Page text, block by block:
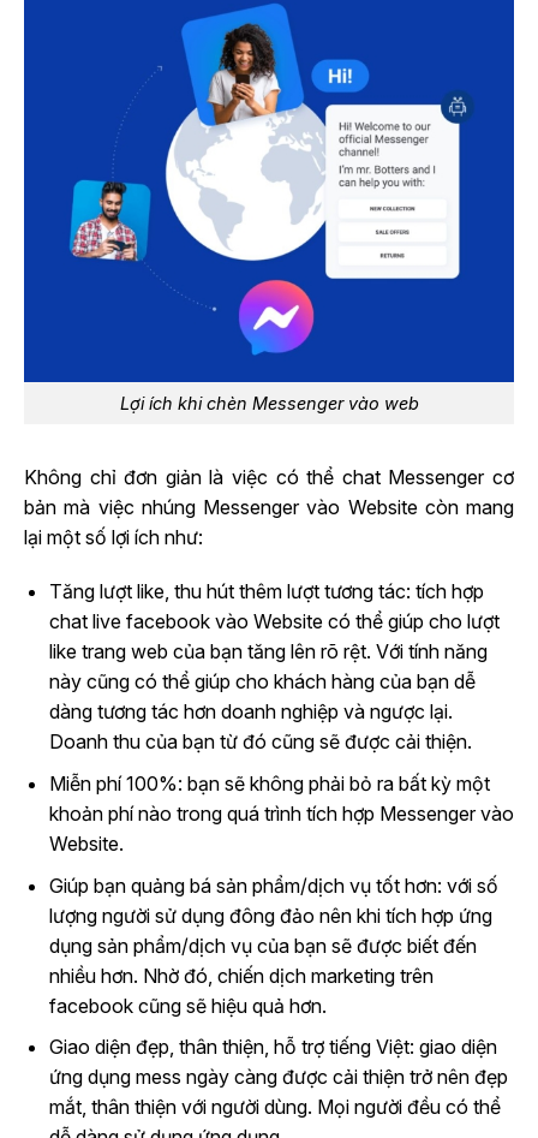
Lợi ích khi chèn Messenger vào web
Không chỉ đơn giản là việc có thể chat Messenger cơ
bản mà việc nhúng Messenger vào Website còn mang
lại một số lợi ích như:
Tăng lượt like, thu hút thêm lượt tương tác: tích hợp
chat live facebook vào Website có thể giúp cho lượt
like trang web của bạn tăng lên rõ rệt. Với tính năng
này cũng có thể giúp cho khách hàng của bạn dễ
dàng tương tác hơn doanh nghiệp và ngược lại.
Doanh thu của bạn từ đó cũng sẽ được cải thiện.
Miễn phí 100%: bạn sẽ không phải bỏ ra bất kỳ một
khoản phí nào trong quá trình tích hợp Messenger vào
Website.
Giúp bạn quảng bá sản phẩm/dịch vụ tốt hơn: với số
lượng người sử dụng đông đảo nên khi tích hợp ứng
dụng sản phẩm/dịch vụ của bạn sẽ được biết đến
nhiều hơn. Nhờ đó, chiến dịch marketing trên
facebook cũng sẽ hiệu quả hơn.
Giao diện đẹp, thân thiện, hỗ trợ tiếng Việt: giao diện
ứng dụng mess ngày càng được cải thiện trở nên đẹp
mắt, thân thiện với người dùng. Mọi người đều có thể